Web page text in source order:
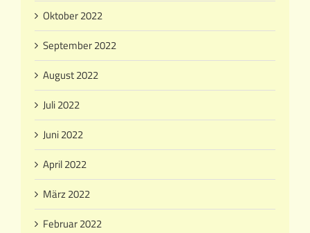
Oktober 2022
September 2022
August 2022
Juli 2022
Juni 2022
April 2022
März 2022
Februar 2022